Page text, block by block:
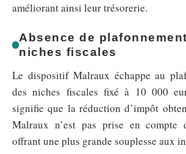
améliorant ainsi leur trésorerie.
Absence de
niches fiscales
Le dispositif Malraux échappe au
des niches fiscales fixé à 10 000
signifie que la réduction d’impôt
Malraux n’est pas prise en compte
offrant une plus grande souplesse aux